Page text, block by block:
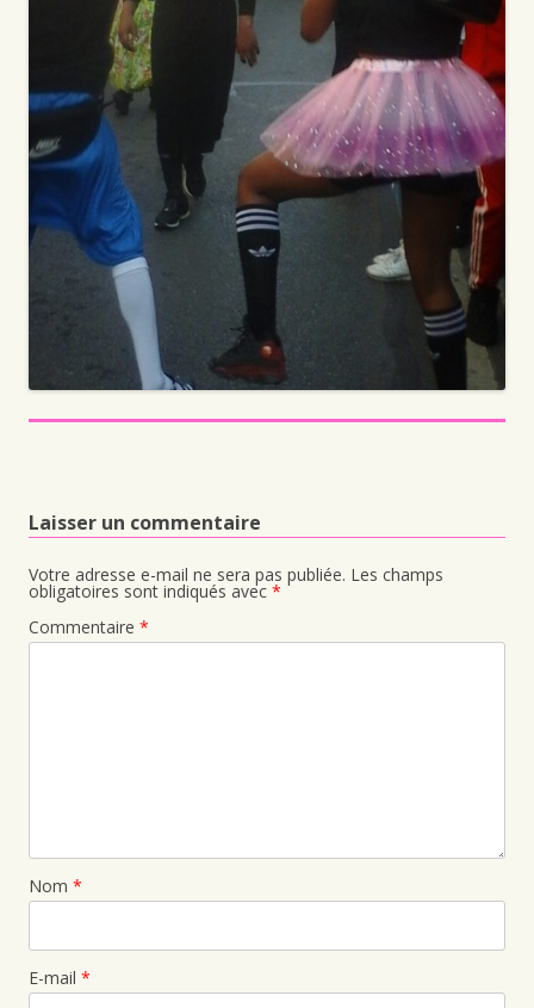
Laisser un commentaire
Votre adresse e-mail ne sera pas publiée. Les champs
obligatoires sont indiqués avec *
Commentaire *
Nom *
E-mail *